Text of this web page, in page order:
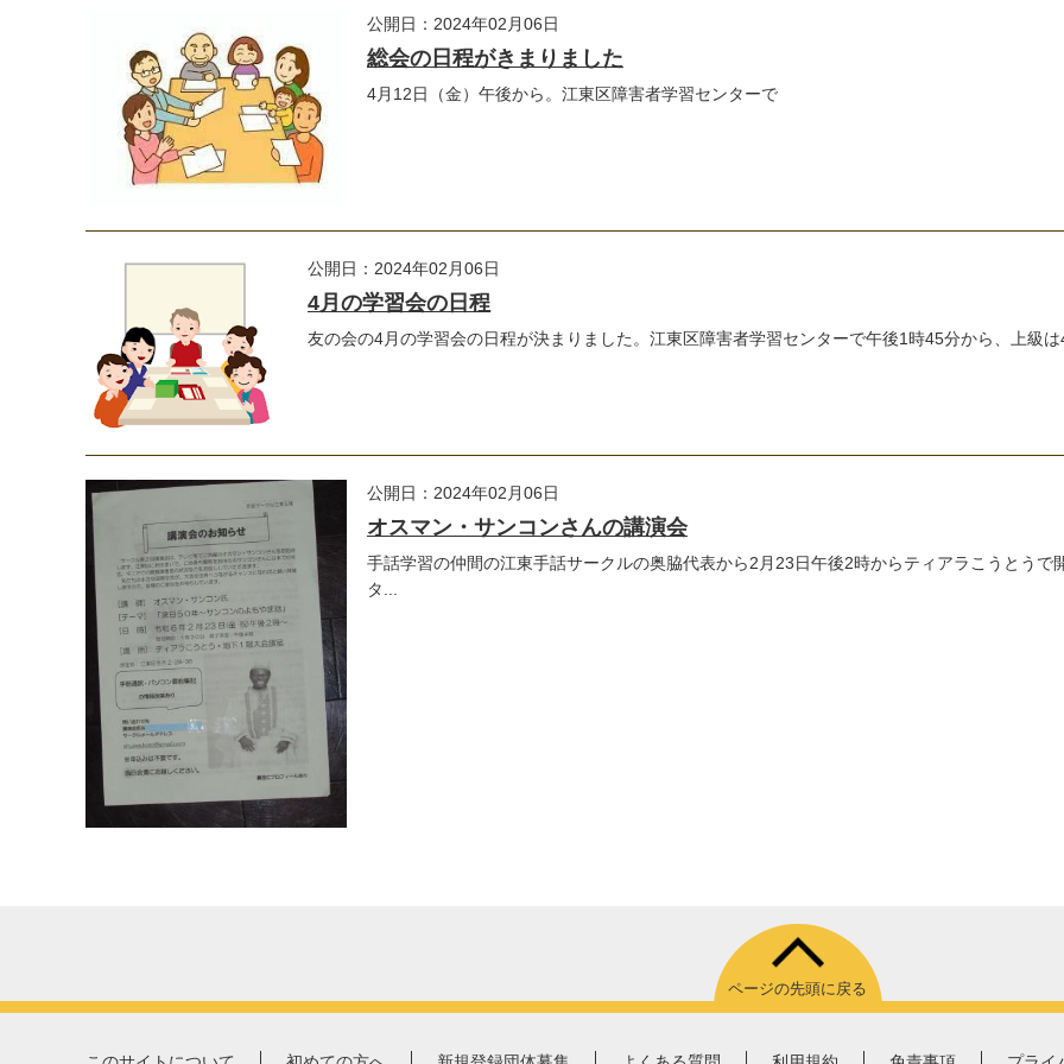
公開日：2024年02月06日
総会の日程がきまりました
4月12日（金）午後から。江東区障害者学習センターで
公開日：2024年02月06日
4月の学習会の日程
友の会の4月の学習会の日程が決まりました。江東区障害者学習センターで午後1時45分から、上級
公開日：2024年02月06日
オスマン・サンコンさんの講演会
手話学習の仲間の江東手話サークルの奥脇代表から2月23日午後2時からティアラこうとうで
タ...
ページの先頭に戻る